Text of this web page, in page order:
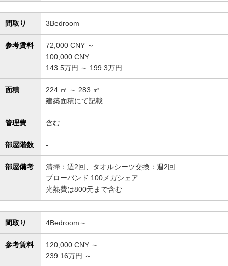
間取り 3Bedroom
参考賃料 72,000 CNY ～
100,000 CNY
143.5万円 ～ 199.3万円
面積 224 ㎡ ～ 283 ㎡
建築面積にて記載
管理費 含む
部屋階数 -
部屋備考
清掃：週2回、タオルシーツ交換：週2回
ブローバンド 100メガシェア
光熱費は800元まで含む
間取り 4Bedroom～
参考賃料 120,000 CNY ～
239.16万円 ～